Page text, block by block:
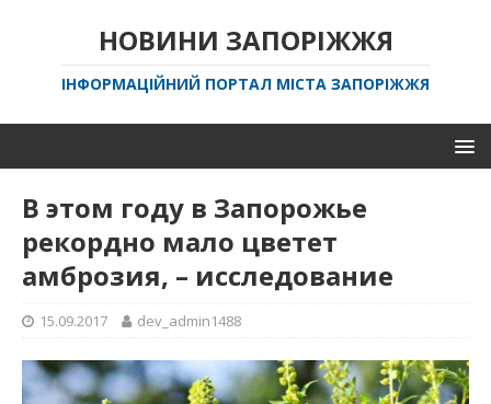
НОВИНИ ЗАПОРІЖЖЯ
ІНФОРМАЦІЙНИЙ ПОРТАЛ МІСТА ЗАПОРІЖЖЯ
В этом году в Запорожье
рекордно мало цветет
амброзия, – исследование
15.09.2017 dev_admin1488